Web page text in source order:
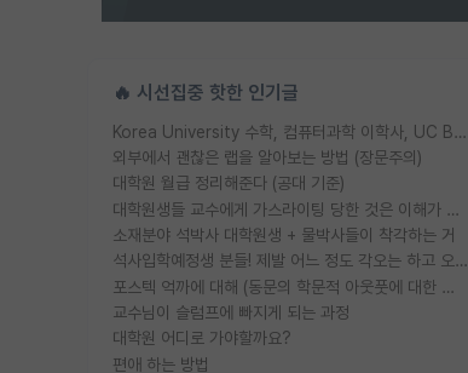
🔥 시선집중 핫한 인기글
Korea University 수학, 컴퓨터과학 이학사, UC Berkeley 산업공학 대학원 공학박사가 되는 것은 쉽지 않겠죠?
외부에서 괜찮은 랩을 알아보는 방법 (장문주의)
대학원 월급 정리해준다 (공대 기준)
대학원생들 교수에게 가스라이팅 당한 것은 이해가 갑니다. 안타깝네요.
소재분야 석박사 대학원생 + 물박사들이 착각하는 거
석사입학예정생 분들! 제발 어느 정도 각오는 하고 오세요.
포스텍 억까에 대해 (동문의 학문적 아웃풋에 대한 반박)
교수님이 슬럼프에 빠지게 되는 과정
대학원 어디로 가야할까요?
편애 하는 방법